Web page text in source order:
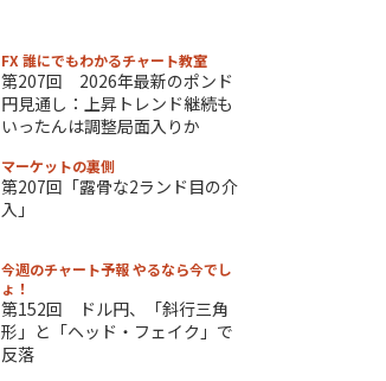
FX 誰にでもわかるチャート教室
第207回 2026年最新のポンド
円見通し：上昇トレンド継続も
いったんは調整局面入りか
マーケットの裏側
第207回「露骨な2ランド目の介
入」
今週のチャート予報 やるなら今でし
ょ！
第152回 ドル円、「斜行三角
形」と「ヘッド・フェイク」で
反落